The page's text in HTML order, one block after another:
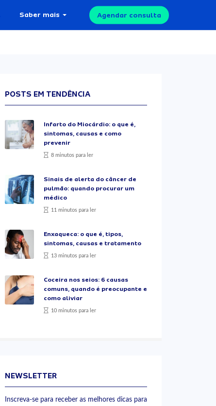
Saber mais Agendar consulta
POSTS EM TENDÊNCIA
Infarto do Miocárdio: o que é,
sintomas, causas e como
prevenir
8 minutos para ler
Sinais de alerta do câncer de
pulmão: quando procurar um
médico
11 minutos para ler
Enxaqueca: o que é, tipos,
sintomas, causas e tratamento
13 minutos para ler
Coceira nos seios: 6 causas
comuns, quando é preocupante e
como aliviar
10 minutos para ler
NEWSLETTER
Inscreva-se para receber as melhores dicas para